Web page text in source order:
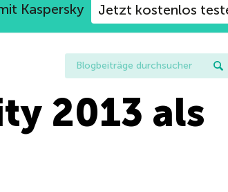
Kaspersky Jetzt kostenlos
2013 als